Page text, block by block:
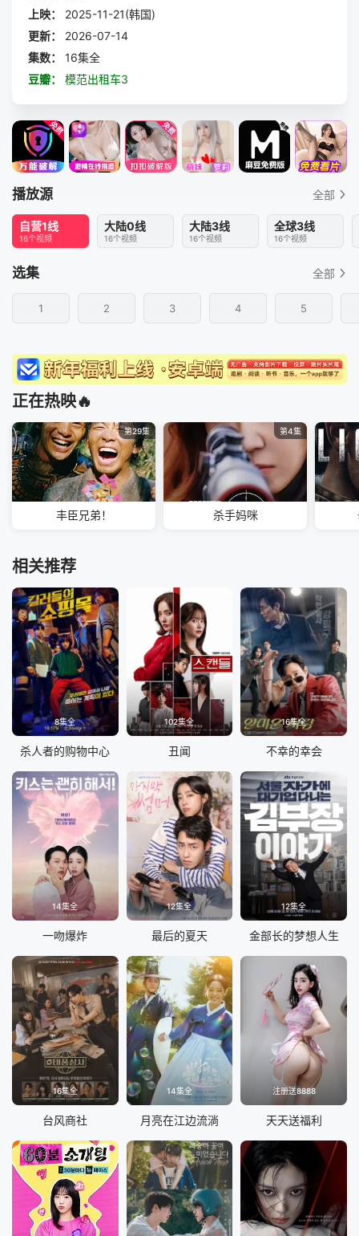
上映：
2025-11-21(韩国)
更新：
2026-07-14
集数：
16集全
豆瓣：
模范出租车3
播放源 全部
自营1线
16个视频
大陆0线
16个视频
大陆3线
16个视频
全球3线
16个视频
选集 全部
1 2 3 4 5
正在热映🔥
第29集
丰臣兄弟！
第4集
杀手妈咪
相关推荐
8集全
杀人者的购物中心
102集全
丑闻
16集全
不幸的幸会
14集全
一吻爆炸
12集全
最后的夏天
12集全
金部长的梦想人生
16集全
台风商社
14集全
月亮在江边流淌
注册送8888
天天送福利